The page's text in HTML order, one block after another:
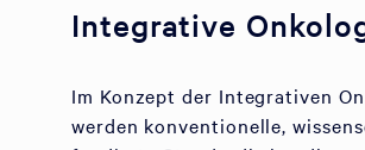
Integrative
Im Konzept der Integrativen
werden konventionelle,